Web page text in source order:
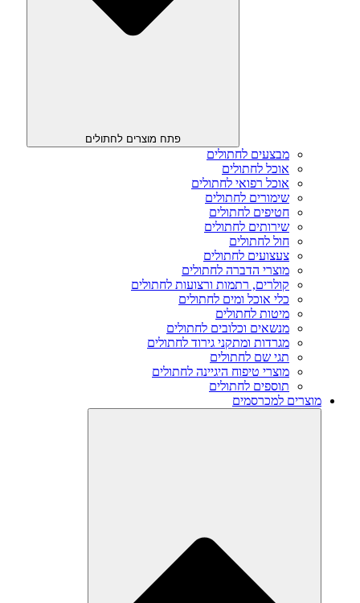
פתח מוצרים לחתולים
מבצעים לחתולים
אוכל לחתולים
אוכל רפואי לחתולים
שימורים לחתולים
חטיפים לחתולים
שירותים לחתולים
חול לחתולים
צעצועים לחתולים
מוצרי הדברה לחתולים
קולרים, רתמות ורצועות לחתולים
כלי אוכל ומים לחתולים
מיטות לחתולים
מנשאים וכלובים לחתולים
מגרדות ומתקני גירוד לחתולים
תגי שם לחתולים
מוצרי טיפוח היגיינה לחתולים
תוספים לחתולים
מוצרים למכרסמים